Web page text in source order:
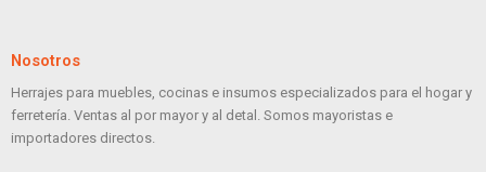
Nosotros
Herrajes para muebles, cocinas e insumos especializados para el hogar y
ferretería. Ventas al por mayor y al detal. Somos mayoristas e
importadores directos.